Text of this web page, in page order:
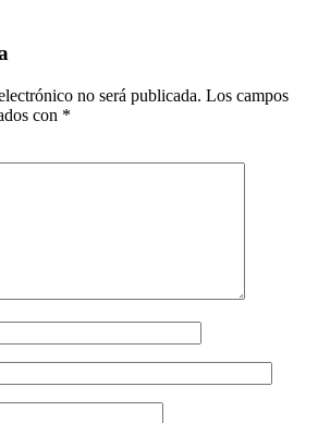
no será publicada. Los campos
con *